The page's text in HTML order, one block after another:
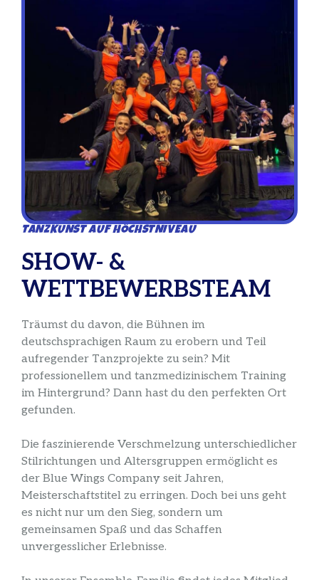
TANZKUNST AUF HÖCHSTNIVEAU
SHOW- &
WETTBEWERBSTEAM
Träumst du davon, die Bühnen im
deutschsprachigen Raum zu erobern und Teil
aufregender Tanzprojekte zu sein? Mit
professionellem und tanzmedizinischem Training
im Hintergrund? Dann hast du den perfekten Ort
gefunden.
Die faszinierende Verschmelzung unterschiedlicher
Stilrichtungen und Altersgruppen ermöglicht es
der Blue Wings Company seit Jahren,
Meisterschaftstitel zu erringen. Doch bei uns geht
es nicht nur um den Sieg, sondern um
gemeinsamen Spaß und das Schaffen
unvergesslicher Erlebnisse.